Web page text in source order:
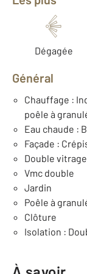
Dégagée
Général
Chauffage :
poêle à
Eau chaude :
Façade :
Double
Vmc double
Jardin
Poêle à
Clôture
Isolation :